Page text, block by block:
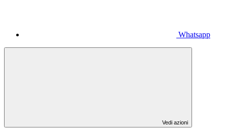
Whatsapp
Vedi azioni